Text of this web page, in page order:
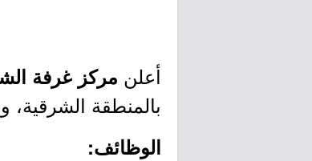
أعلن مركز غرفة
بالمنطقة
الوظائف: